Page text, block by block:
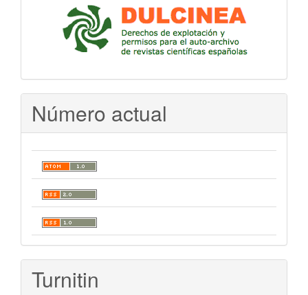
Número actual
Turnitin